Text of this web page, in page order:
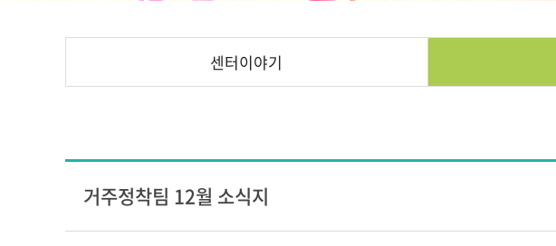
센터이야기
거주정착팀 12월 소식지